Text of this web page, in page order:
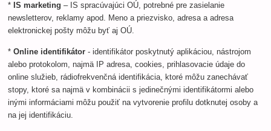
* IS marketing – IS spracúvajúci OÚ, potrebné pre zasielanie
newsletterov, reklamy apod. Meno a priezvisko, adresa a adresa
elektronickej pošty môžu byť aj OÚ.
*Online identifikátor - identifikátor poskytnutý aplikáciou, nástrojom
alebo protokolom, najmä IP adresa, cookies, prihlasovacie údaje do
online služieb, rádiofrekvenčná identifikácia, ktoré môžu zanechávať
stopy, ktoré sa najmä v kombinácii s jedinečnými identifikátormi alebo
inými informáciami môžu použiť na vytvorenie profilu dotknutej osoby a
na jej identifikáciu.